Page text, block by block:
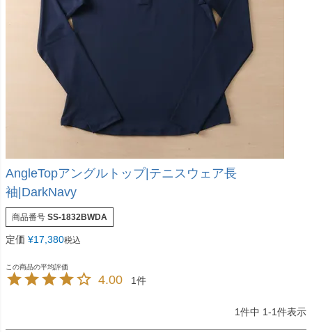
AngleTopアングルトップ|テニスウェア長
袖|DarkNavy
商品番号 SS-1832BWDA
定価 ¥17,380税込
4.00 1
1件中 1-1件表示